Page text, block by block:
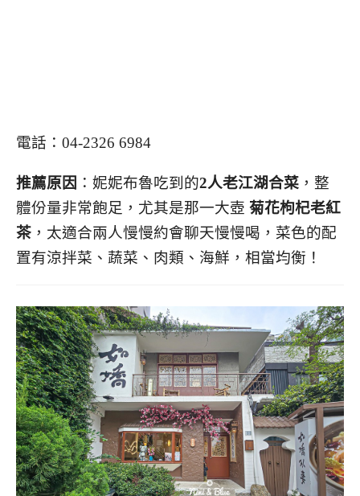
電話：04-2326 6984
推薦原因 ：妮妮布魯吃到的2人老江湖合菜 ，整
體份量非常飽足，尤其是那一大壺 菊花枸杞老紅
茶 ，太適合兩人慢慢約會聊天慢慢喝，菜色的配
置有涼拌菜、蔬菜、肉類、海鮮，相當均衡！